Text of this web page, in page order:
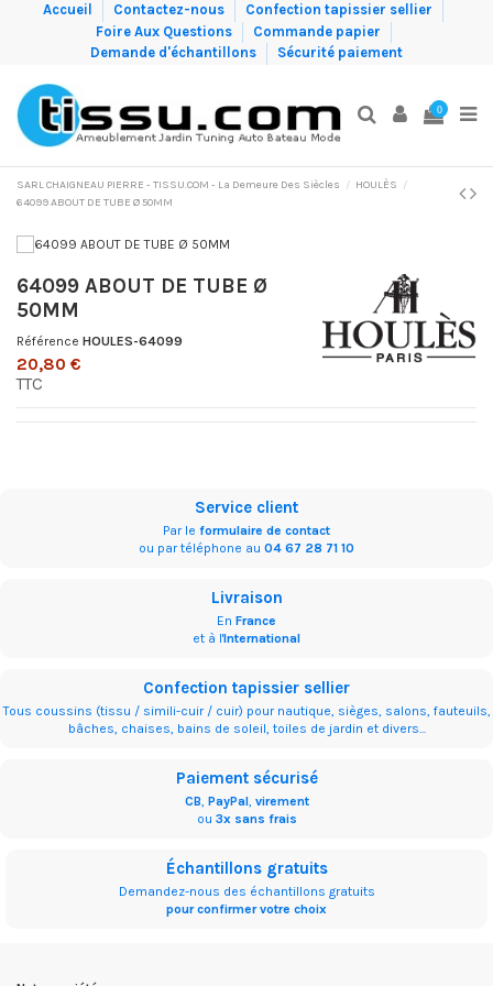
Accueil Contactez-nous
Confection tapissier sellier
Foire Aux Questions
Commande papier
Demande d'échantillons
Sécurité paiement
0
SARL CHAIGNEAU PIERRE - TISSU.COM - La Demeure Des Siècles
HOULÈS
64099 ABOUT DE TUBE Ø 50MM
64099 ABOUT DE TUBE Ø
50MM
Référence HOULES-64099
20,80 €
TTC
Service client
Par le formulaire de contact
ou par téléphone au 04 67 28 71 10
Livraison
En France
et à l'International
Confection tapissier sellier
Tous coussins (tissu / simili-cuir / cuir) pour nautique, sièges, salons, fauteuils,
bâches, chaises, bains de soleil, toiles de jardin et divers...
Paiement sécurisé
CB, PayPal, virement
ou 3x sans frais
Échantillons gratuits
Demandez-nous des échantillons gratuits
pour confirmer votre choix